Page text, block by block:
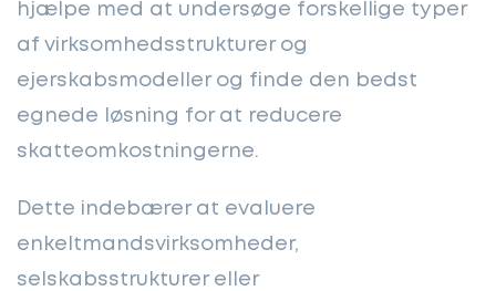
hjælpe med at undersøge forskellige typer
af virksomhedsstrukturer og
ejerskabsmodeller og finde den bedst
egnede løsning for at reducere
skatteomkostningerne.
Dette indebærer at evaluere
enkeltmandsvirksomheder,
selskabsstrukturer eller